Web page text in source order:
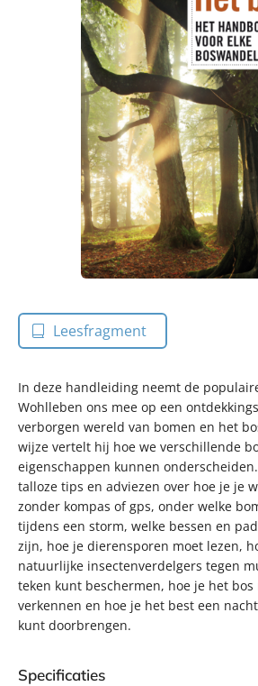
Leesfragment
In deze handleiding neemt de
Wohlleben ons mee op een
verborgen wereld van bomen en het
wijze vertelt hij hoe we verschillende
eigenschappen kunnen
talloze tips en adviezen over hoe je je
zonder kompas of gps, onder welke
tijdens een storm, welke bessen en
zijn, hoe je dierensporen moet lezen,
natuurlijke insectenverdelgers tegen
teken kunt beschermen, hoe je het
verkennen en hoe je het best een
kunt doorbrengen.
Specificaties